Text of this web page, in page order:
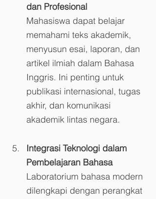
dan Profesional
Mahasiswa dapat belajar
memahami teks akademik,
menyusun esai, laporan, dan
artikel ilmiah dalam Bahasa
Inggris. Ini penting untuk
publikasi internasional, tugas
akhir, dan komunikasi
akademik lintas negara.
Integrasi Teknologi dalam
Pembelajaran Bahasa
Laboratorium bahasa modern
dilengkapi dengan perangkat